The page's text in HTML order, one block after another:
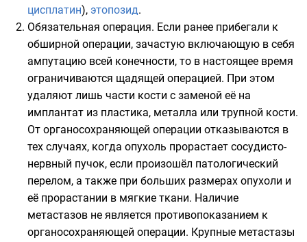
цисплатин), этопозид.
Обязательная операция. Если ранее прибегали к
обширной операции, зачастую включающую в себя
ампутацию всей конечности, то в настоящее время
ограничиваются щадящей операцией. При этом
удаляют лишь части кости с заменой её на
имплантат из пластика, металла или трупной кости.
От органосохраняющей операции отказываются в
тех случаях, когда опухоль прорастает сосудисто-
нервный пучок, если произошёл патологический
перелом, а также при больших размерах опухоли и
её прорастании в мягкие ткани. Наличие
метастазов не является противопоказанием к
органосохраняющей операции. Крупные метастазы